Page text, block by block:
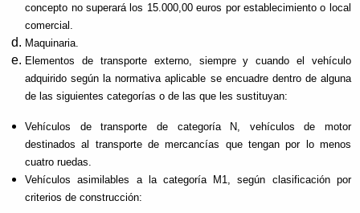
concepto no superará los 15.000,00 euros por establecimiento o local
comercial.
Maquinaria.
Elementos de transporte externo, siempre y cuando el vehículo
adquirido según la normativa aplicable se encuadre dentro de alguna
de las siguientes categorías o de las que les sustituyan:
Vehículos de transporte de categoría N, vehículos de motor
destinados al transporte de mercancías que tengan por lo menos
cuatro ruedas.
Vehículos asimilables a la categoría M1, según clasificación por
criterios de construcción: